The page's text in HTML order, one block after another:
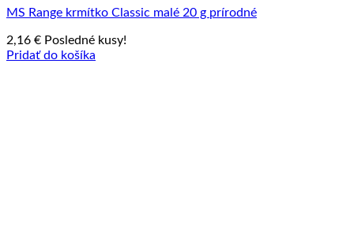
MS Range krmítko Classic malé 20 g prírodné
2,16 € Posledné kusy!
Pridať do košíka